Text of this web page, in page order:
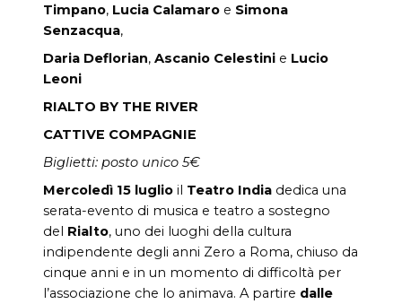
Timpano, Lucia Calamaro e Simona
Senzacqua,
Daria Deflorian, Ascanio Celestini e Lucio
Leoni
RIALTO BY THE RIVER
CATTIVE COMPAGNIE
Biglietti: posto unico 5€
Mercoledì 15 luglio il Teatro India dedica una
serata-evento di musica e teatro a sostegno
del Rialto, uno dei luoghi della cultura
indipendente degli anni Zero a Roma, chiuso da
cinque anni e in un momento di difficoltà per
l’associazione che lo animava. A partire dalle